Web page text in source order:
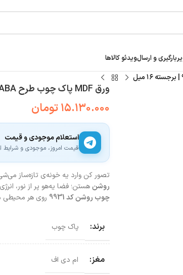
بارگیری و ارسالویدئو کالاها
ورق MDF پاک چوب طرح LIGHT WALABA کد ۹۹۳۱ | برجسته ۱۶ میل
۱۵.۱۳۰.۰۰۰تومان
استعلام موجودی و قیمت
قیمت امروز، موجودی و شرایط
تصور کن وارد یه خونه‌ی تازه‌ساز
روشنهستن؛ فضا یه‌هو پر از نور،
چوب روشن کد 9931
روی هر محیطی
برند: پاک چوب
مغز: ام دی اف